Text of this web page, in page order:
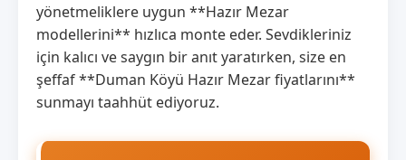
yönetmeliklere uygun **Hazır Mezar
modellerini** hızlıca monte eder. Sevdikleriniz
için kalıcı ve saygın bir anıt yaratırken, size en
şeffaf **Duman Köyü Hazır Mezar fiyatlarını**
sunmayı taahhüt ediyoruz.